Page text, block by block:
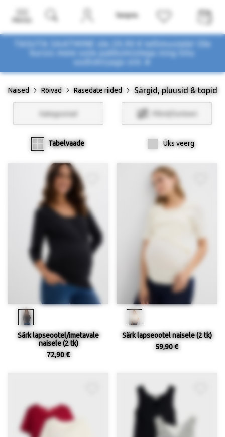
TASUTA SAATMINE üle 29,90 € tellimustele! Ole
kursis meie uute pakkumistega
uudiskirjaga siin ➤
Naised Rõivad Rasedate riided Särgid, pluusid & topid
Kategooriad Filtrid/Sorteeri
Tabelvaade Üks veerg
Särk lapseootel/imetavale
naisele (2 tk)
72,90 €
Särk lapseootel naisele (2 tk)
59,90 €